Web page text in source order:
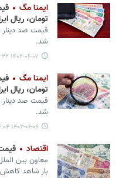
ایمنا مگ
تومان، ریال ایران و
قیمت صد دینار
شد.
۱۴۰۲-۰۶-۰۷ ۱۴:۲۲
ایمنا مگ
تومان، ریال ایران و
قیمت صد دینار
شد.
۱۴۰۲-۰۶-۰۶ ۱۴:۰۴
اقتصاد
معاون بین
بار شاهد کاهش